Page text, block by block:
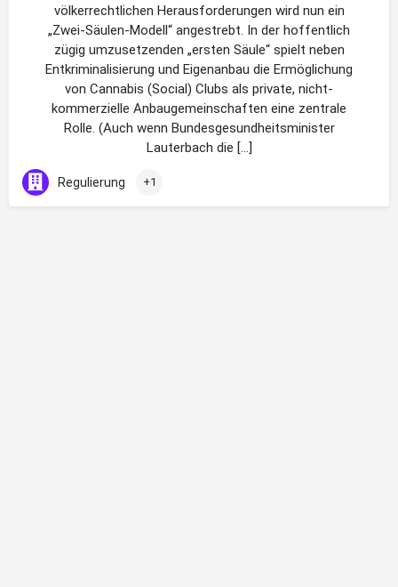
völkerrechtlichen Herausforderungen wird nun ein
„Zwei-Säulen-Modell“ angestrebt. In der hoffentlich
zügig umzusetzenden „ersten Säule“ spielt neben
Entkriminalisierung und Eigenanbau die Ermöglichung
von Cannabis (Social) Clubs als private, nicht-
kommerzielle Anbaugemeinschaften eine zentrale
Rolle. (Auch wenn Bundesgesundheitsminister
Lauterbach die […]
Regulierung +1